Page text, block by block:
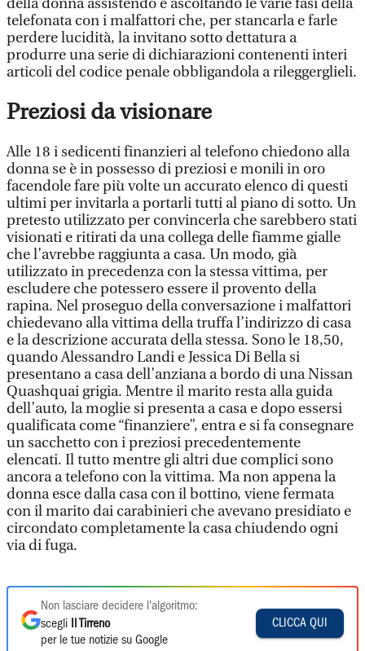
della donna assistendo e ascoltando le varie fasi della
telefonata con i malfattori che, per stancarla e farle
perdere lucidità, la invitano sotto dettatura a
produrre una serie di dichiarazioni contenenti interi
articoli del codice penale obbligandola a rileggerglieli.
Preziosi da visionare
Alle 18 i sedicenti finanzieri al telefono chiedono alla
donna se è in possesso di preziosi e monili in oro
facendole fare più volte un accurato elenco di questi
ultimi per invitarla a portarli tutti al piano di sotto. Un
pretesto utilizzato per convincerla che sarebbero stati
visionati e ritirati da una collega delle fiamme gialle
che l’avrebbe raggiunta a casa. Un modo, già
utilizzato in precedenza con la stessa vittima, per
escludere che potessero essere il provento della
rapina. Nel proseguo della conversazione i malfattori
chiedevano alla vittima della truffa l’indirizzo di casa
e la descrizione accurata della stessa. Sono le 18,50,
quando Alessandro Landi e Jessica Di Bella si
presentano a casa dell’anziana a bordo di una Nissan
Quashquai grigia. Mentre il marito resta alla guida
dell’auto, la moglie si presenta a casa e dopo essersi
qualificata come “finanziere”, entra e si fa consegnare
un sacchetto con i preziosi precedentemente
elencati. Il tutto mentre gli altri due complici sono
ancora a telefono con la vittima. Ma non appena la
donna esce dalla casa con il bottino, viene fermata
con il marito dai carabinieri che avevano presidiato e
circondato completamente la casa chiudendo ogni
via di fuga.
Non lasciare decidere l'algoritmo:
scegli
Il Tirreno
per le tue notizie su Google
CLICCA QUI